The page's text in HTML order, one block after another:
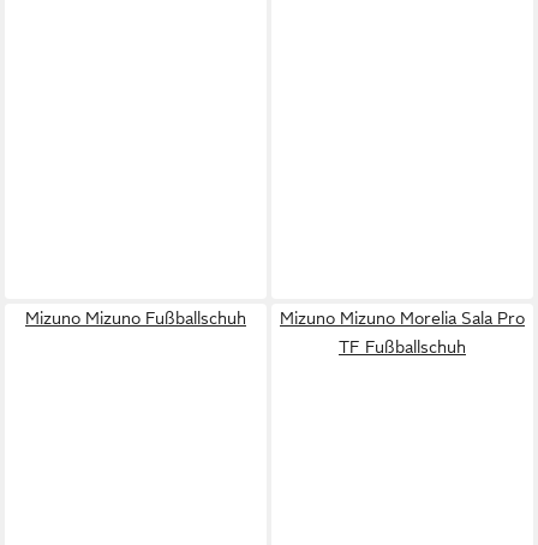
Mizuno Mizuno Fußballschuh
Mizuno Mizuno Morelia Sala Pro
TF Fußballschuh